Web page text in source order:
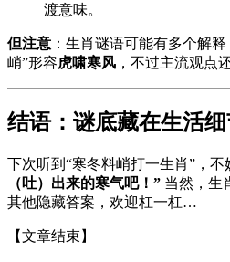
渡意味。
但注意 ：生肖谜语可能有多个解
峭”形容虎啸寒风 ，不过主流观点
结语：谜底藏在生活细
下次听到“寒冬料峭打一生肖”，不
（吐）出来的寒气吧！” 当然，生
其他隐藏答案，欢迎杠一杠…
【文章结束】